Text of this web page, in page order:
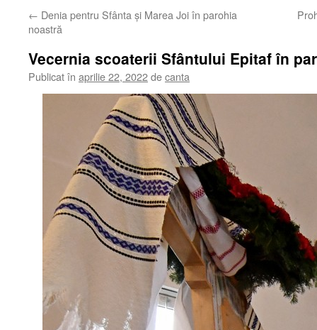
← Denia pentru Sfânta și Marea Joi în parohia
noastră
Vecernia scoaterii Sfântului Epitaf în
Publicat în aprilie 22, 2022decanta